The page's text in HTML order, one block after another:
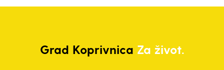
Grad Koprivnica Za život.